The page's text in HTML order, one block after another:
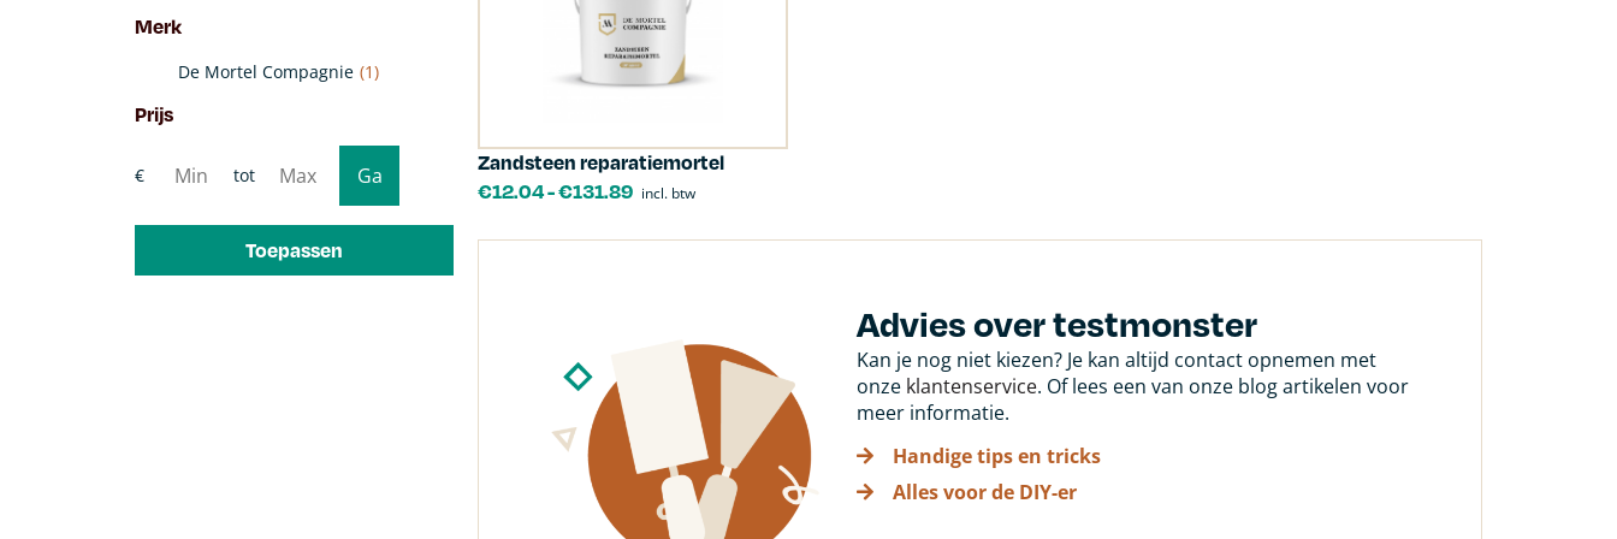
Merk
De Mortel Compagnie (1)
Prijs
Toepassen
Zandsteen reparatiemortel
€12.04-€131.89 incl. btw
Advies over testmonster
Kan je nog niet kiezen? Je kan altijd contact opnemen met
onze klantenservice. Of lees een van onze blog artikelen voor
meer informatie.
Handige tips en tricks
Alles voor de DIY-er